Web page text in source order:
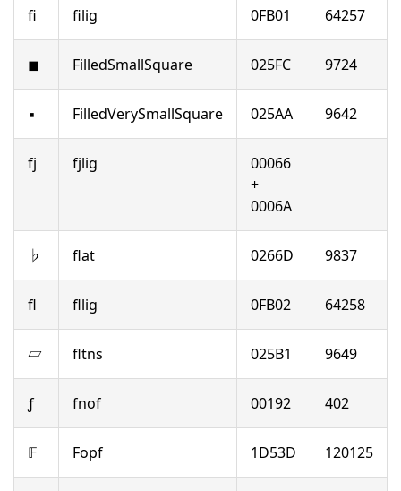
ﬁ filig 0FB01 64257
◼ FilledSmallSquare 025FC 9724
▪ FilledVerySmallSquare 025AA 9642
fj fjlig
00066
+
0006A
♭ flat 0266D 9837
ﬂ fllig 0FB02 64258
▱ fltns 025B1 9649
ƒ fnof 00192 402
𝔽 Fopf 1D53D 120125